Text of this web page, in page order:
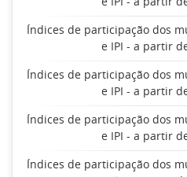
Índices de participação dos
e IPI - a partir
Índices de participação dos
e IPI - a partir
Índices de participação dos
e IPI - a partir
Índices de participação dos